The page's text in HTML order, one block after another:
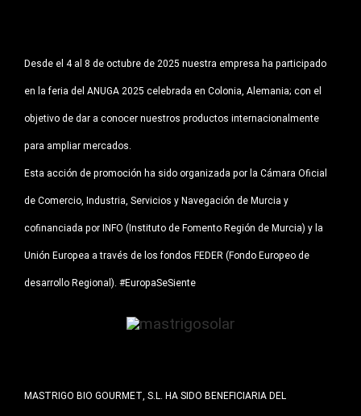
Desde el 4 al 8 de octubre de 2025 nuestra empresa ha participado
en la feria del ANUGA 2025 celebrada en Colonia, Alemania; con el
objetivo de dar a conocer nuestros productos internacionalmente
para ampliar mercados.
Esta acción de promoción ha sido organizada por la Cámara Oficial
de Comercio, Industria, Servicios y Navegación de Murcia y
cofinanciada por INFO (Instituto de Fomento Región de Murcia) y la
Unión Europea a través de los fondos FEDER (Fondo Europeo de
desarrollo Regional). #EuropaSeSiente
MASTRIGO BIO GOURMET, S.L. HA SIDO BENEFICIARIA DEL